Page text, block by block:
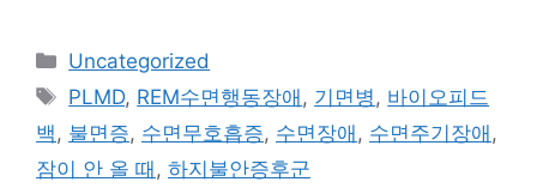
카
테
리
Uncategorized
태
그
PLMD, REM수면행동장애 , 기면병 , 바이오피드
백 , 불면증, 수면무호흡증, 수면장애 , 수면주기장애 ,
잠이 안 올 때 , 하지불안증후군